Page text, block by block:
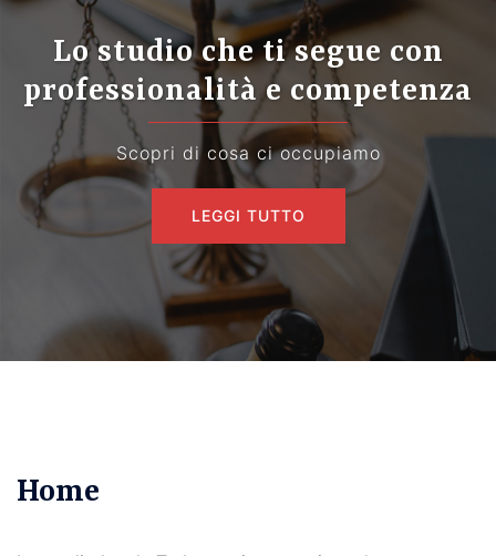
Lo studio che ti segue con
professionalità e competenza
Scopri di cosa ci occupiamo
LEGGI TUTTO
Home